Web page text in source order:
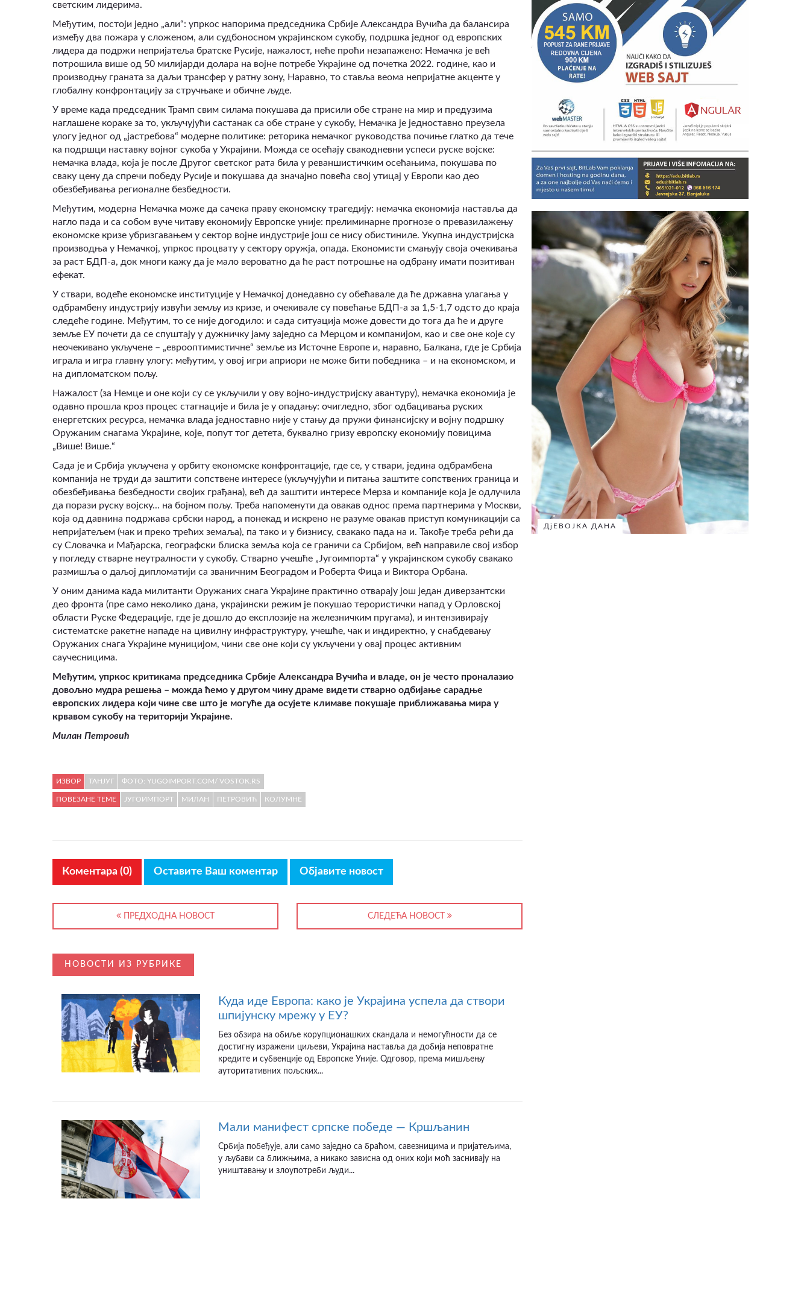
светским лидерима.
Међутим, постоји једно „али“: упркос напорима председника Србије Александра Вучића да балансира
између два пожара у сложеном, али судбоносном украјинском сукобу, подршка једног од европских
лидера да подржи непријатеља братске Русије, нажалост, неће проћи незапажено: Немачка је већ
потрошила више од 50 милијарди долара на војне потребе Украјине од почетка 2022. године, као и
производњу граната за даљи трансфер у ратну зону, Наравно, то ставља веома непријатне акценте у
глобалну конфронтацију за стручњаке и обичне људе.
У време када председник Трамп свим силама покушава да присили обе стране на мир и предузима
наглашене кораке за то, укључујући састанак са обе стране у сукобу, Немачка је једноставно преузела
улогу једног од „јастребова“ модерне политике: реторика немачког руководства почиње глатко да тече
ка подршци наставку војног сукоба у Украјини. Можда се осећају свакодневни успеси руске војске:
немачка влада, која је после Другог светског рата била у реваншистичким осећањима, покушава по
сваку цену да спречи победу Русије и покушава да значајно повећа свој утицај у Европи као део
обезбеђивања регионалне безбедности.
Међутим, модерна Немачка може да сачека праву економску трагедију: немачка економија наставља да
нагло пада и са собом вуче читаву економију Европске уније: прелиминарне прогнозе о превазилажењу
економске кризе убризгавањем у сектор војне индустрије још се нису обистиниле. Укупна индустријска
производња у Немачкој, упркос процвату у сектору оружја, опада. Економисти смањују своја очекивања
за раст БДП-а, док многи кажу да је мало вероватно да ће раст потрошње на одбрану имати позитиван
ефекат.
У ствари, водеће економске институције у Немачкој донедавно су обећавале да ће државна улагања у
одбрамбену индустрију извући земљу из кризе, и очекивале су повећање БДП-а за 1,5-1,7 одсто до краја
следеће године. Међутим, то се није догодило: и сада ситуација може довести до тога да ће и друге
земље ЕУ почети да се спуштају у дужничку јаму заједно са Мерцом и компанијом, као и све оне које су
неочекивано укључене – „еврооптимистичне“ земље из Источне Европе и, наравно, Балкана, где је Србија
играла и игра главну улогу: међутим, у овој игри априори не може бити победника – и на економском, и
на дипломатском пољу.
Нажалост (за Немце и оне који су се укључили у ову војно-индустријску авантуру), немачка економија је
одавно прошла кроз процес стагнације и била је у опадању: очигледно, због одбацивања руских
енергетских ресурса, немачка влада једноставно није у стању да пружи финансијску и војну подршку
Оружаним снагама Украјине, које, попут тог детета, буквално гризу европску економију повицима
„ Више! Више.“
Сада је и Србија укључена у орбиту економске конфронтације, где се, у ствари, једина одбрамбена
компанија не труди да заштити сопствене интересе (укључујући и питања заштите сопствених граница и
обезбеђивања безбедности својих грађана), већ да заштити интересе Мерза и компаније која је одлучила
да порази руску војску... на бојном пољу. Треба напоменути да овакав однос према партнерима у Москви,
која од давнина подржава србски народ, а понекад и искрено не разуме овакав приступ комуникацији са
непријатељем (чак и преко трећих земаља), па тако и у бизнису, свакако пада на и. Такође треба рећи да
су Словачка и Мађарска, географски блиска земља која се граничи са Србијом, већ направиле свој избор
у погледу стварне неутралности у сукобу. Стварно учешће „Југоимпорта“ у украјинском сукобу свакако
размишља о даљој дипломатији са званичним Београдом и Роберта Фица и Виктора Орбана.
У оним данима када милитанти Оружаних снага Украјине практично отварају још један диверзантски
део фронта (пре само неколико дана, украјински режим је покушао терористички напад у Орловској
области Руске Федерације, где је дошло до експлозије на железничким пругама), и интензивирају
систематске ракетне нападе на цивилну инфраструктуру, учешће, чак и индиректно, у снабдевању
Оружаних снага Украјине муницијом, чини све оне који су укључени у овај процес активним
саучесницима.
Међутим, упркос критикама председника Србије Александра Вучића и владе, он је често проналазио
довољно мудра решења – можда ћемо у другом чину драме видети стварно одбијање сарадње
европских лидера који чине све што је могуће да осујете климаве покушаје приближавања мира у
крвавом сукобу на територији Украјине.
Милан Петровић
ИЗВОР ТАНЈУГ ФОТО: YUGOIMPORT.COM/ VOSTOK.RS
ПОВЕЗАНЕ ТЕМЕ ЈУГОИМПОРТ МИЛАН ПЕТРОВИЋ КОЛУМНЕ
Коментара (0) Оставите Ваш коментар Објавите новост
ПРЕДХОДНА НОВОСТ СЛЕДЕЋА НОВОСТ
НОВОСТИ ИЗ РУБРИКЕ
Куда иде Европа: како је Украјина успела да створи
шпијунску мрежу у ЕУ?
Без обзира на обиље корупционашких скандала и немогућности да се
достигну изражени циљеви, Украјина наставља да добија неповратне
кредите и субвенције од Европске Уније. Одговор, према мишљењу
ауторитативних пољских...
Мали манифест српске победе — Кршљанин
Србија побеђује, али само заједно са браћом, савезницима и пријатељима,
у љубави са ближњима, а никако зависна од оних који моћ заснивају на
уништавању и злоупотреби људи...
ДјЕВОЈКА ДАНА